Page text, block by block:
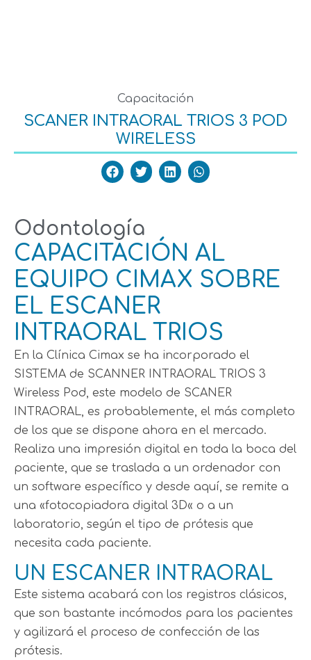
Capacitación
SCANER INTRAORAL TRIOS 3 POD
WIRELESS
Odontología
CAPACITACIÓN AL
EQUIPO CIMAX SOBRE
EL ESCANER
INTRAORAL TRIOS
En la Clínica Cimax se ha incorporado el
SISTEMA de SCANNER INTRAORAL TRIOS 3
Wireless Pod, este modelo de SCANER
INTRAORAL, es probablemente, el más completo
de los que se dispone ahora en el mercado.
Realiza una impresión digital en toda la boca del
paciente, que se traslada a un ordenador con
un software específico y desde aquí, se remite a
una «fotocopiadora digital 3D« o a un
laboratorio, según el tipo de prótesis que
necesita cada paciente.
UN ESCANER INTRAORAL
Este sistema acabará con los registros clásicos,
que son bastante incómodos para los pacientes
y agilizará el proceso de confección de las
prótesis.